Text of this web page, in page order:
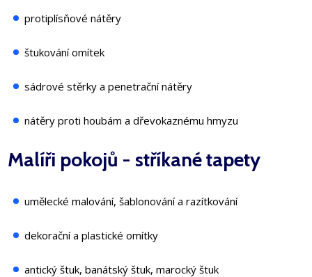
protiplísňové nátěry
štukování omítek
sádrové stěrky a penetrační nátěry
nátěry proti houbám a dřevokaznému hmyzu
Malíři pokojů - stříkané tapety
umělecké malování, šablonování a razítkování
dekorační a plastické omítky
antický štuk, banátský štuk, marocký štuk